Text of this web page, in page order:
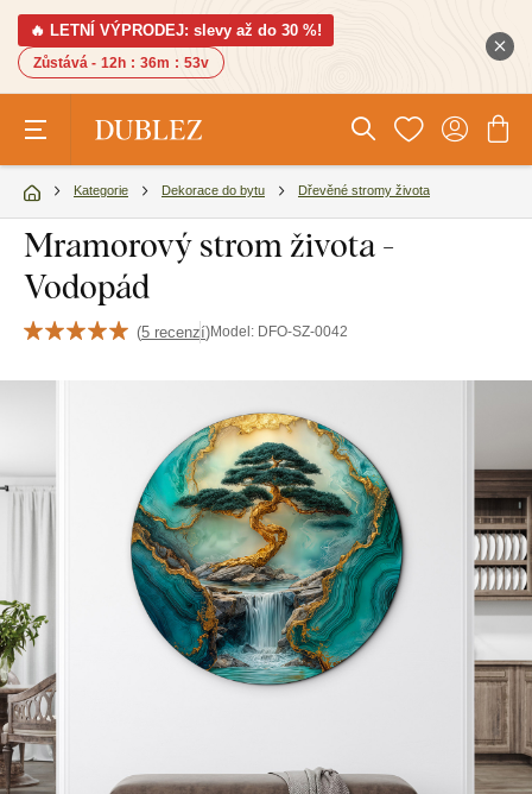
🔥 LETNÍ VÝPRODEJ: slevy až do 30 %!
Zůstává - 12h : 36m : 52v
Kategorie Dekorace do bytu Dřevěné stromy života
Mramorový strom života -
Vodopád
(5 recenzí)Model: DFO-SZ-0042